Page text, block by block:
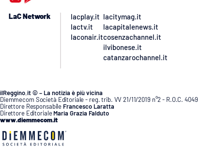
LaC Network
lacplay.it
lactv.it
laconair.it
lacitymag.it
lacapitalenews.it
cosenzachannel.it
ilvibonese.it
catanzarochannel.it
ilReggino.it © – La notizia è più vicina
Diemmecom Società Editoriale - reg. trib. VV 21/11/2019 n°2 - R.O.C. 4049
Direttore Responsabile Francesco Laratta
Direttore Editoriale Maria Grazia Falduto
www.diemmecom.it